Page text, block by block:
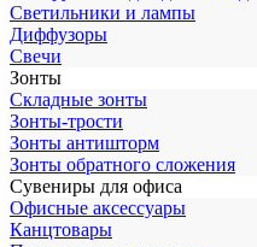
Светильники и лампы
Диффузоры
Свечи
Зонты
Складные зонты
Зонты-трости
Зонты антишторм
Зонты обратного сложения
Сувениры для офиса
Офисные аксессуары
Канцтовары